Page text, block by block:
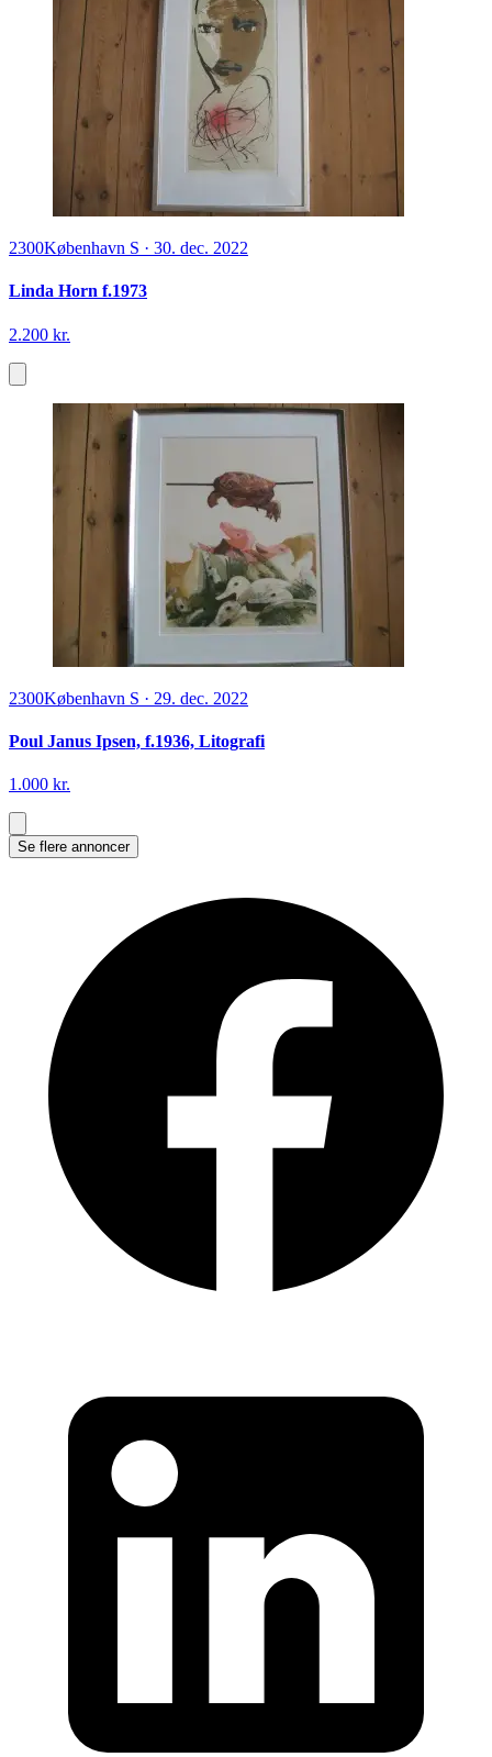
2300København S · 30. dec. 2022
Linda Horn f.1973
2.200 kr.
2300København S · 29. dec. 2022
Poul Janus Ipsen, f.1936, Litografi
1.000 kr.
Se flere annoncer